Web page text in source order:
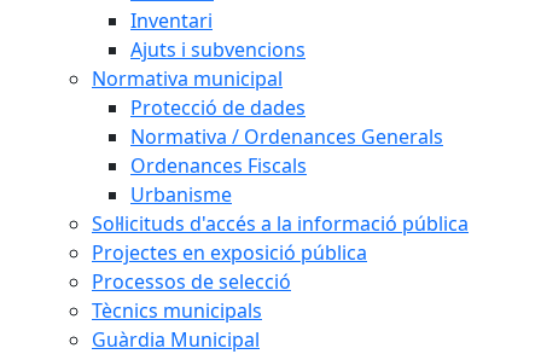
Inventari
Ajuts i subvencions
Normativa municipal
Protecció de dades
Normativa / Ordenances Generals
Ordenances Fiscals
Urbanisme
Sol·licituds d'accés a la informació pública
Projectes en exposició pública
Processos de selecció
Tècnics municipals
Guàrdia Municipal